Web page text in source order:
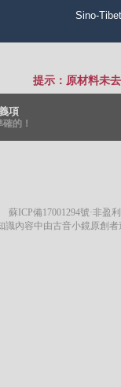
Sino-
提示：原材料未
項
的！
蘇ICP備17001294號·非盈
識內容中由古音小鏡原創